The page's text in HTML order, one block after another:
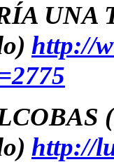
UNA
http://
http://